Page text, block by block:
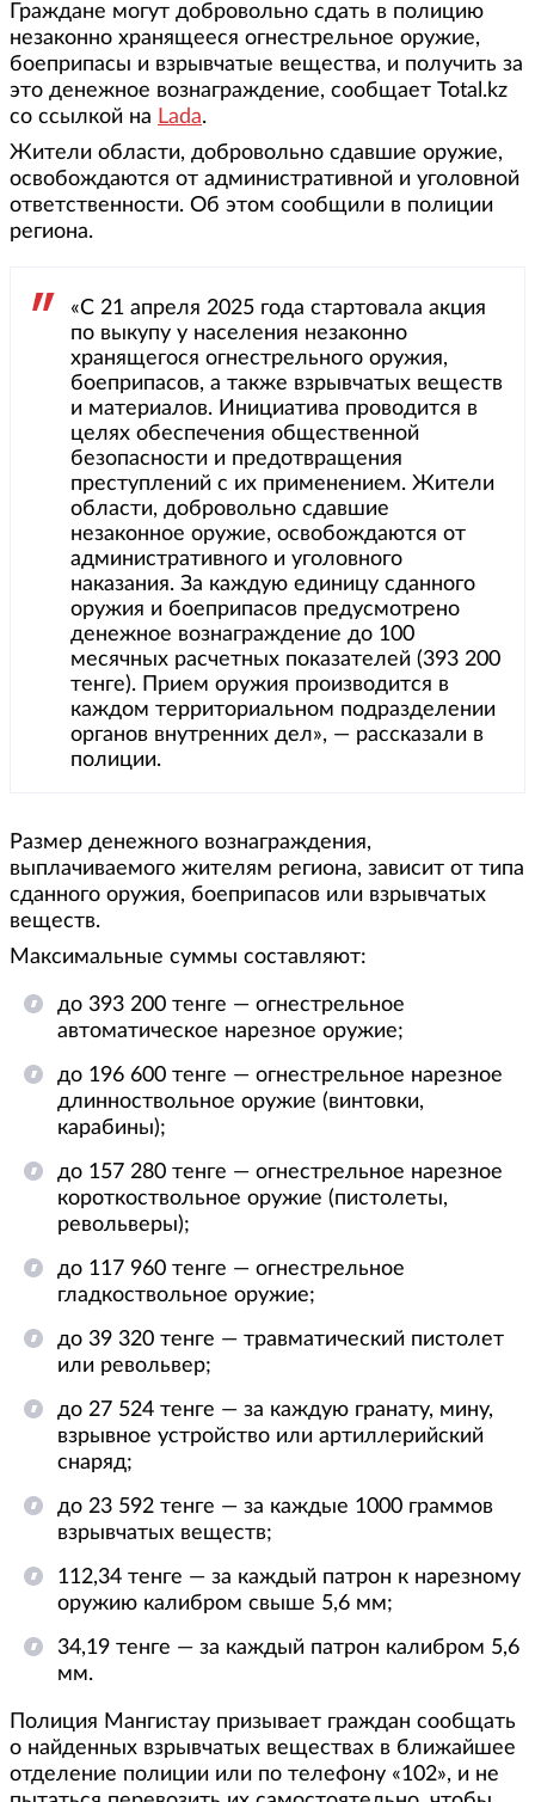
Граждане могут добровольно сдать в полицию
незаконно хранящееся огнестрельное оружие,
боеприпасы и взрывчатые вещества, и получить за
это денежное вознаграждение, сообщает Total.kz
со ссылкой на Lada.
Жители области, добровольно сдавшие оружие,
освобождаются от административной и уголовной
ответственности. Об этом сообщили в полиции
региона.
«С 21 апреля 2025 года стартовала акция
по выкупу у населения незаконно
хранящегося огнестрельного оружия,
боеприпасов, а также взрывчатых веществ
и материалов. Инициатива проводится в
целях обеспечения общественной
безопасности и предотвращения
преступлений с их применением. Жители
области, добровольно сдавшие
незаконное оружие, освобождаются от
административного и уголовного
наказания. За каждую единицу сданного
оружия и боеприпасов предусмотрено
денежное вознаграждение до 100
месячных расчетных показателей (393 200
тенге). Прием оружия производится в
каждом территориальном подразделении
органов внутренних дел», — рассказали в
полиции.
Размер денежного вознаграждения,
выплачиваемого жителям региона, зависит от типа
сданного оружия, боеприпасов или взрывчатых
веществ.
Максимальные суммы составляют:
до 393 200 тенге — огнестрельное
автоматическое нарезное оружие;
до 196 600 тенге — огнестрельное нарезное
длинноствольное оружие (винтовки,
карабины);
до 157 280 тенге — огнестрельное нарезное
короткоствольное оружие (пистолеты,
револьверы);
до 117 960 тенге — огнестрельное
гладкоствольное оружие;
до 39 320 тенге — травматический пистолет
или револьвер;
до 27 524 тенге — за каждую гранату, мину,
взрывное устройство или артиллерийский
снаряд;
до 23 592 тенге — за каждые 1000 граммов
взрывчатых веществ;
112,34 тенге — за каждый патрон к нарезному
оружию калибром свыше 5,6 мм;
34,19 тенге — за каждый патрон калибром 5,6
мм.
Полиция Мангистау призывает граждан сообщать
о найденных взрывчатых веществах в ближайшее
отделение полиции или по телефону «102», и не